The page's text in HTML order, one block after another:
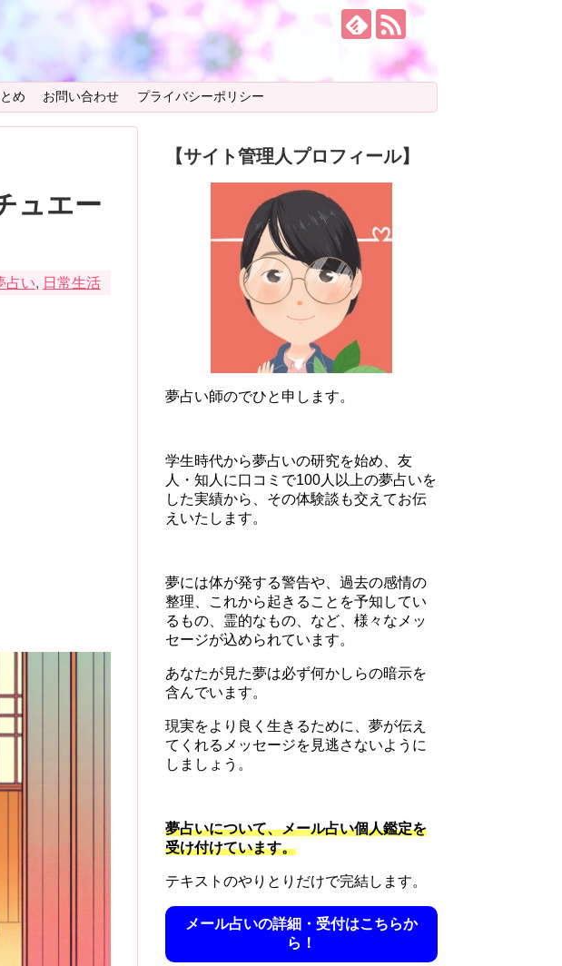
め お問い合わせ プライバシーポリシー
ュエー
占い, 日常生活
【サイト管理人プロフィール】
夢占い師のでひと申します。
学生時代から夢占いの研究を始め、友
人・知人に口コミで100人以上の夢占いを
した実績から、その体験談も交えてお伝
えいたします。
夢には体が発する警告や、過去の感情の
整理、これから起きることを予知してい
るもの、霊的なもの、など、様々なメッ
セージが込められています。
あなたが見た夢は必ず何かしらの暗示を
含んでいます。
現実をより良く生きるために、夢が伝え
てくれるメッセージを見逃さないように
しましょう。
夢占いについて、メール占い個人鑑定を
受け付けています。
テキストのやりとりだけで完結します。
メール占いの詳細・受付はこちらか
ら！